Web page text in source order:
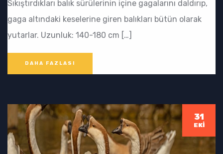
Sıkıştırdıkları balık sürülerinin içine gagalarını daldırıp,
gaga altındaki keselerine giren balıkları bütün olarak
yutarlar. Uzunluk: 140-180 cm […]
DAHA FAZLASI
31
EKI